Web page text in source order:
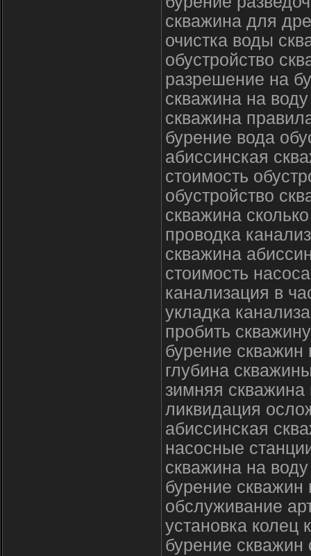
скважина для
очистка воды
обустройство
разрешение на
скважина на
скважина
бурение вода
абиссинская
стоимость
обустройство
скважина
проводка
скважина
стоимость
канализация в
укладка
пробить
бурение скважин
глубина
зимняя скважина
ликвидация
абиссинская
насосные
скважина на
бурение скважин
обслуживание
установка колец
бурение скважин